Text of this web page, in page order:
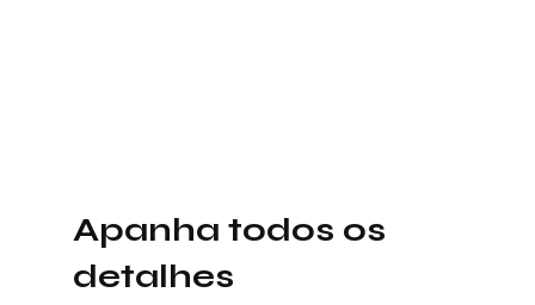
Apanha todos os
detalhes